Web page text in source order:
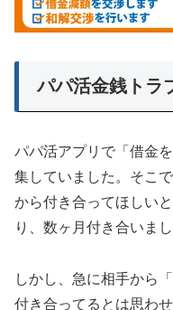
パパ活金銭トラ
パパ活アプリで「借金
集していました。そこ
から付き合ってほしい
り、数ヶ月付き合いまし
しかし、急に相手から
付き合ってるとは思わ